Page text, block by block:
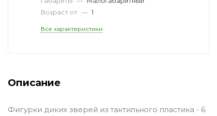
Возраст от — 1
Все характеристики
Описание
Фигурки диких зверей из тактильного пластика - 6